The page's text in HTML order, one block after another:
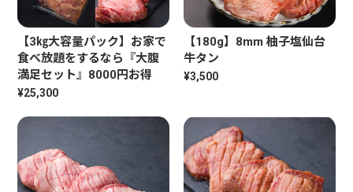
【3㎏大容量パック】お家で
食べ放題をするなら『大腹
満足セット』8000円お得
¥25,300
【180g】8mm 柚子塩仙台
牛タン
¥3,500